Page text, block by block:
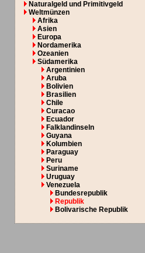
Naturalgeld und Primitivgeld
Weltmünzen
Afrika
Asien
Europa
Nordamerika
Ozeanien
Südamerika
Argentinien
Aruba
Bolivien
Brasilien
Chile
Curacao
Ecuador
Falklandinseln
Guyana
Kolumbien
Paraguay
Peru
Suriname
Uruguay
Venezuela
Bundesrepublik
Republik
Bolivarische Republik